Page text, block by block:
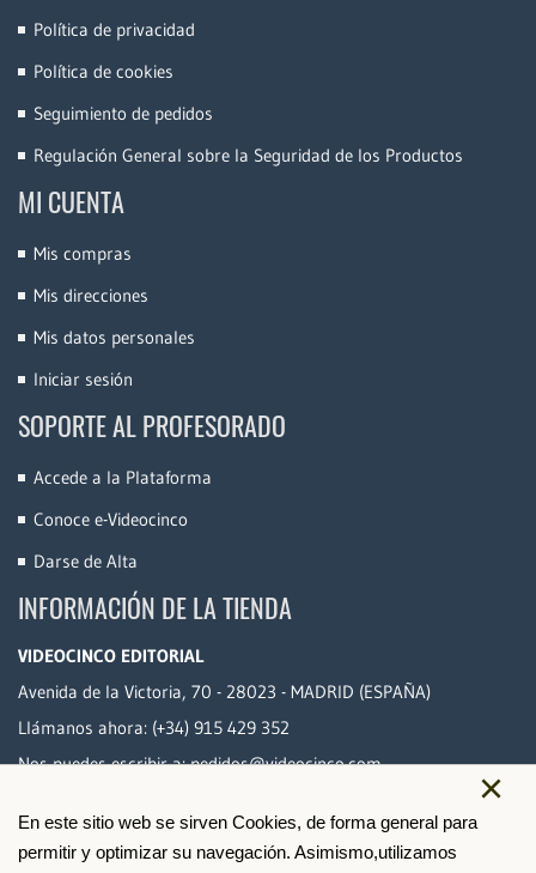
×
En este sitio web se sirven Cookies, de forma general para
permitir y optimizar su navegación. Asimismo,utilizamos
Política de privacidad
Política de cookies
Seguimiento de pedidos
Regulación General sobre la Seguridad de los Productos
MI CUENTA
Mis compras
Mis direcciones
Mis datos personales
Iniciar sesión
SOPORTE AL PROFESORADO
Accede a la Plataforma
Conoce e-Videocinco
Darse de Alta
INFORMACIÓN DE LA TIENDA
VIDEOCINCO EDITORIAL
Avenida de la Victoria, 70 - 28023 - MADRID (ESPAÑA)
Llámanos ahora: (+34) 915 429 352
Nos puedes escribir a:pedidos@videocinco.com
PAGO SEGURO